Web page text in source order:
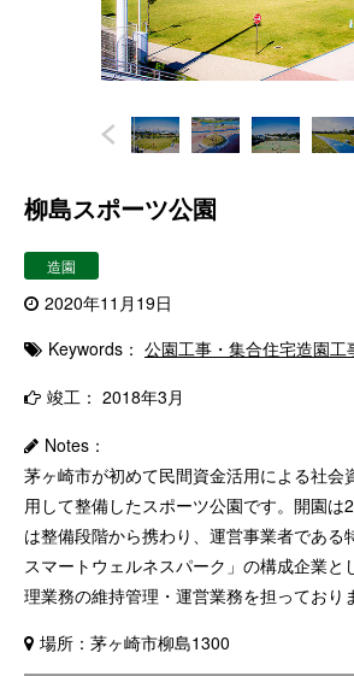
柳島スポーツ公園
造園
2020年11月19日
Keywords： 公園工事・集合住宅造園工
竣工： 2018年3月
Notes：
茅ヶ崎市が初めて民間資金活用による社会
用して整備したスポーツ公園です。開園は
は整備段階から携わり、運営事業者である
スマートウェルネスパーク」の構成企業と
理業務の維持管理・運営業務を担っており
場所：茅ヶ崎市柳島1300